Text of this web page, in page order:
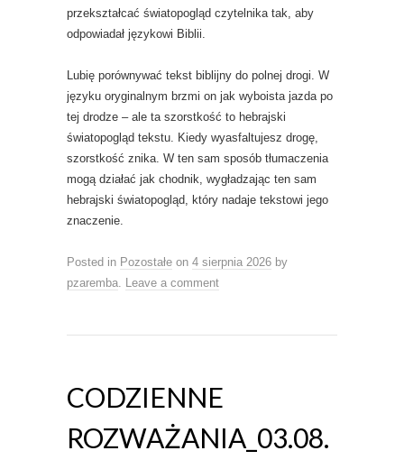
przekształcać światopogląd czytelnika tak, aby
odpowiadał językowi Biblii.
Lubię porównywać tekst biblijny do polnej drogi. W
języku oryginalnym brzmi on jak wyboista jazda po
tej drodze – ale ta szorstkość to hebrajski
światopogląd tekstu. Kiedy wyasfaltujesz drogę,
szorstkość znika. W ten sam sposób tłumaczenia
mogą działać jak chodnik, wygładzając ten sam
hebrajski światopogląd, który nadaje tekstowi jego
znaczenie.
Posted in Pozostałe on 4 sierpnia 2026 by
pzaremba. Leave a comment
CODZIENNE
ROZWAŻANIA_03.08.